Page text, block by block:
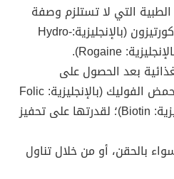
التي لا تستلزم وصفة
طبية، مثل كريم الهيدروكورتيزون (بالإنجليزية:Hydro-
بعد الحصول على
الإستشارة الطبية، مثل حمض الفوليك (بالإنجليزية: Folic
Acid)، والبيوتين (بالإنجليزية: Biotin)؛ لقدرتها على تحفيز
بالحقن، أو من خلال تناول